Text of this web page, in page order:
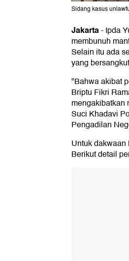
Sidang kasus
Jakarta-Ipda
membunuh
Selain itu ada
yang
"Bahwa akibat
Briptu Fikri
mengakibatkan
Suci Khadavi
Pengadilan
Untuk
Berikut detail